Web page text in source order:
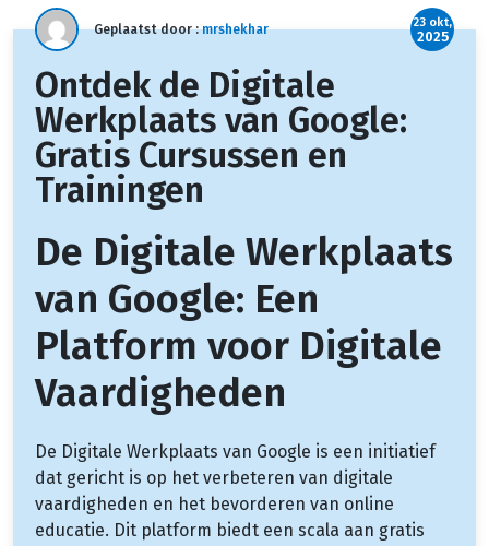
Geplaatst door :mrshekhar 23 okt,
2025
Ontdek de Digitale
Werkplaats van Google:
Gratis Cursussen en
Trainingen
De Digitale Werkplaats
van Google: Een
Platform voor Digitale
Vaardigheden
De Digitale Werkplaats van Google is een initiatief
dat gericht is op het verbeteren van digitale
vaardigheden en het bevorderen van online
educatie. Dit platform biedt een scala aan gratis